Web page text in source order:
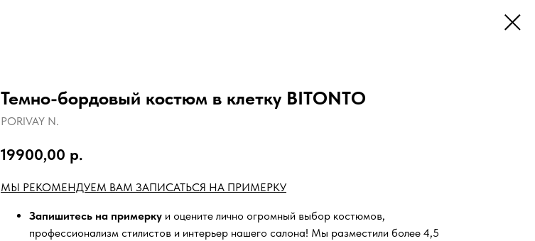
Темно-бордовый костюм в клетку BITONTO
PORIVAY N.
19900,00 р.
МЫ РЕКОМЕНДУЕМ ВАМ ЗАПИСАТЬСЯ НА ПРИМЕРКУ
Запишитесь на примерку и оцените лично огромный выбор костюмов,
профессионализм стилистов и интерьер нашего салона! Мы разместили более 4,5